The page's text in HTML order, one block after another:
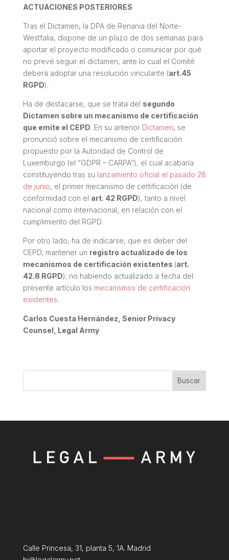
ACTUACIONES POSTERIORES
Tras el Dictamen, la DPA de Renania del Norte-
Westfalia, dispone de un plazo de dos semanas para
aportar el proyecto modificado o comunicar por qué
no prevé seguir el dictamen, ante lo cual el Comité
deberá adoptar una resolución vinculante (art.45
RGPD).
Ha de destacarse, que se trata del segundo
Dictamen sobre un mecanismo de certificación
que emite el CEPD. En su anteriorDictamen, se
pronunció sobre el mecanismo de certificación
propuesto por la Autoridad de Control de
Luxemburgo (el “GDPR – CARPA”), el cual acabaría
constituyendo tras su lanzamiento oficial el pasado 28
de junio, el primer mecanismo de certificación (de
conformidad con el art. 42 RGPD), tanto a nivel
nacional como internacional, en relación con el
cumplimiento del RGPD.
Por otro lado, ha de indicarse, que es deber del
CEPD, mantener un registro actualizado de los
mecanismos de certificación existentes (art.
42.8 RGPD); no habiendo actualizado a fecha del
presente artículo los mecanismos de certificación
existentes.
Carlos Cuesta Hernández, Senior Privacy
Counsel, Legal Army
Buscar
Calle Princesa, 31, planta 5, 1A. Madrid